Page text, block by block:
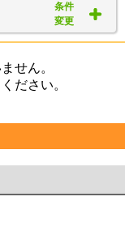
条件
変更
せん。
ださい。